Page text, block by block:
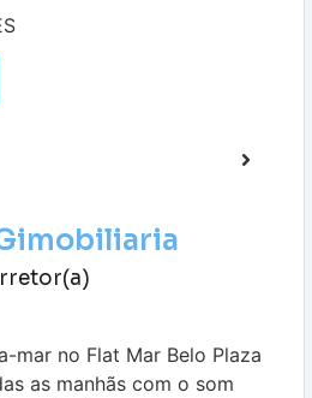
mar no Flat Mar Belo Plaza
as manhãs com o som